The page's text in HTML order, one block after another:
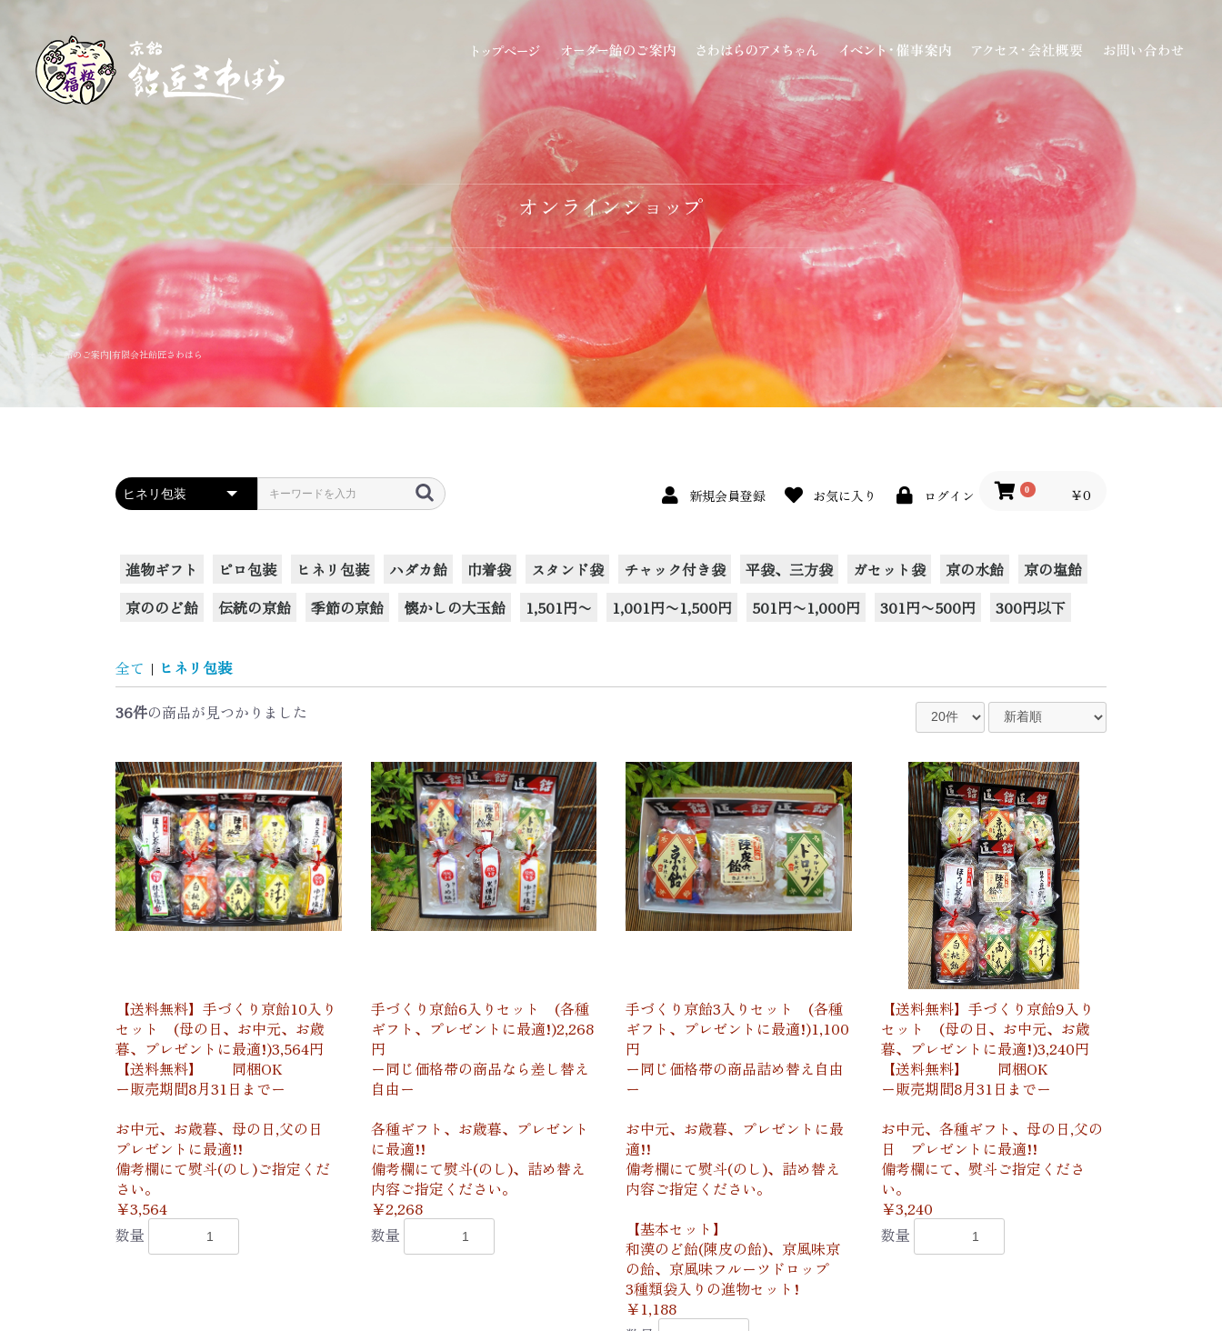
オーダー飴のご案内|有限会社飴匠さわはら
新規会員登録 お気に入り ログイン 0 ￥0
進物ギフト ピロ包装 ヒネリ包装 ハダカ飴 巾着袋 スタンド袋 チャック付き袋 平袋、三方袋 ガセット袋 京の水飴
京の塩飴
京ののど飴
伝統の京飴 季節の京飴 懐かしの大玉飴 1,501円〜 1,001円〜1,500円 501円〜1,000円 301円〜500円 300円以下
全て | ヒネリ包装
36件の商品が見つかりました
【送料無料】手づくり京飴10入り
セット (母の日、お中元、お歳
暮、プレゼントに最適!)3,564円
【送料無料】 同梱OK
ー販売期間8月31日までー
お中元、お歳暮、母の日,父の日
プレゼントに最適!!
備考欄にて熨斗(のし)ご指定くだ
さい。
￥3,564
数量
手づくり京飴6入りセット (各種
ギフト、プレゼントに最適!)2,268
円
ー同じ価格帯の商品なら差し替え
自由ー
各種ギフト、お歳暮、プレゼント
に最適!!
備考欄にて熨斗(のし)、詰め替え
内容ご指定ください。
￥2,268
数量
手づくり京飴3入りセット (各種
ギフト、プレゼントに最適!)1,100
円
ー同じ価格帯の商品詰め替え自由
ー
お中元、お歳暮、プレゼントに最
適!!
備考欄にて熨斗(のし)、詰め替え
内容ご指定ください。
【基本セット】
和漢のど飴(陳皮の飴)、京風味京
の飴、京風味フルーツドロップ
3種類袋入りの進物セット!
￥1,188
【送料無料】手づくり京飴9入り
セット (母の日、お中元、お歳
暮、プレゼントに最適!)3,240円
【送料無料】 同梱OK
ー販売期間8月31日までー
お中元、各種ギフト、母の日,父の
日 プレゼントに最適!!
備考欄にて、熨斗ご指定くださ
い。
￥3,240
数量